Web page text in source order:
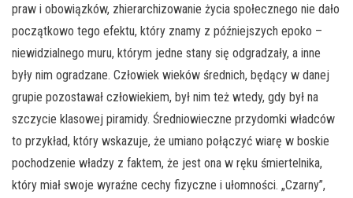
praw i obowiązków, zhierarchizowanie życia społecznego nie dało
początkowo tego efektu, który znamy z późniejszych epoko –
niewidzialnego muru, którym jedne stany się odgradzały, a inne
były nim ogradzane. Człowiek wieków średnich, będący w danej
grupie pozostawał człowiekiem, był nim też wtedy, gdy był na
szczycie klasowej piramidy. Średniowieczne przydomki władców
to przykład, który wskazuje, że umiano połączyć wiarę w boskie
pochodzenie władzy z faktem, że jest ona w ręku śmiertelnika,
który miał swoje wyraźne cechy fizyczne i ułomności. „Czarny”,